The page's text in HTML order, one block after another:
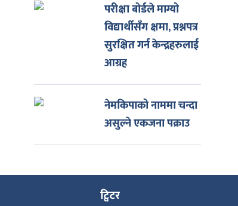
परीक्षा बोर्डले माग्यो
विद्यार्थीसँग क्षमा, प्रश्नपत्र
सुरक्षित गर्न केन्द्रहरुलाई
आग्रह
नेमकिपाको नाममा चन्दा
असुल्ने एकजना पक्राउ
ट्विटर